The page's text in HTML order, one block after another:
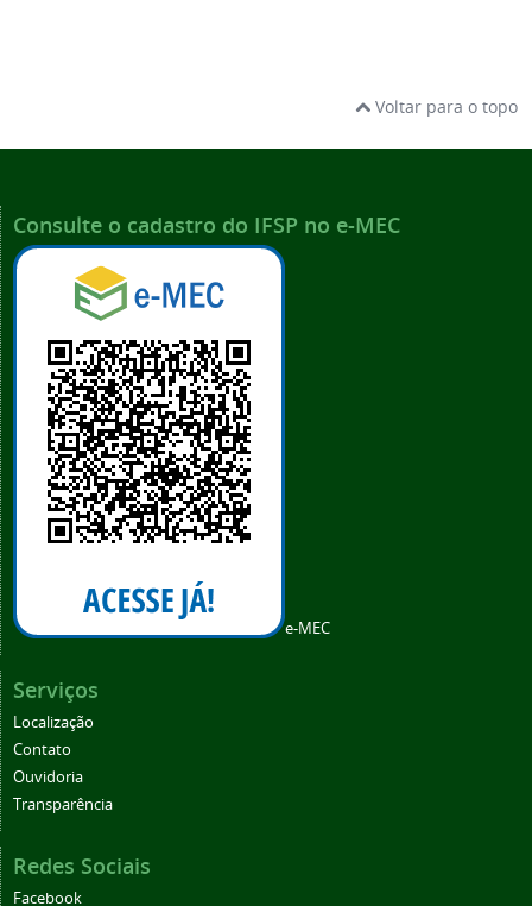
Voltar para o topo
Consulte o cadastro do IFSP no e-MEC
e-MEC
Serviços
Localização
Contato
Ouvidoria
Transparência
Redes Sociais
Facebook